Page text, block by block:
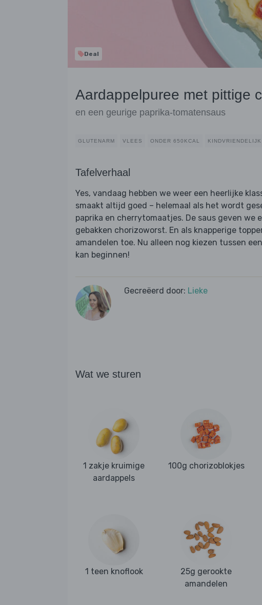
Deal
Aardappelpuree met pittige
en een geurige paprika-tomatensaus
GLUTENARM VLEES ONDER 650KCAL KINDVRIENDELIJK
Tafelverhaal
Yes, vandaag hebben we weer een heerlijke
smaakt altijd goed – helemaal als het wordt
paprika en cherrytomaatjes. De saus geven we
gebakken chorizoworst. En als knapperige
amandelen toe. Nu alleen nog kiezen tussen
kan beginnen!
Gecreëerd door: Lieke
Wat we sturen
1 zakje kruimige
aardappels
100g chorizoblokjes
1 teen knoflook
25g gerookte
amandelen